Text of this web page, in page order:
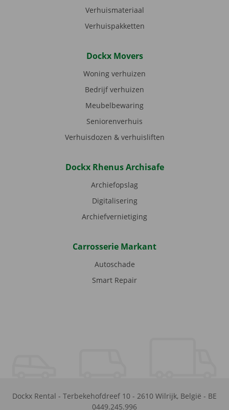
Verhuismateriaal
Verhuispakketten
Dockx Movers
Woning verhuizen
Bedrijf verhuizen
Meubelbewaring
Seniorenverhuis
Verhuisdozen & verhuisliften
Dockx Rhenus Archisafe
Archiefopslag
Digitalisering
Archiefvernietiging
Carrosserie Markant
Autoschade
Smart Repair
Dockx Rental - Terbekehofdreef 10 - 2610 Wilrijk, België - BE
0449.245.996